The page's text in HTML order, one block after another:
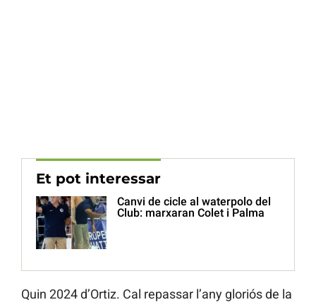
Et pot interessar
Canvi de cicle al waterpolo del
Club: marxaran Colet i Palma
Quin 2024 d’Ortiz. Cal repassar l’any gloriós de la